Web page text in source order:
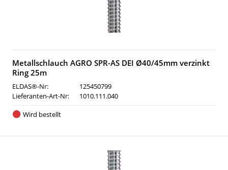
Metallschlauch AGRO SPR-AS DEI Ø40/45mm verzinkt
Ring 25m
ELDAS®-Nr:
125450799
Lieferanten-Art-Nr:
1010.111.040
Wird bestellt